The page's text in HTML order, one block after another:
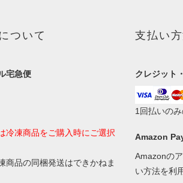
ついて
宅急便
冷凍商品をご購入時にご選択
商品の同梱発送はできかねま
支払い
クレジット
1回払いの
Amazon
Amazonの
い方法を利